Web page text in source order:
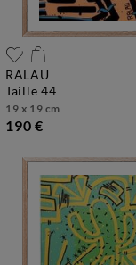
RALAU
taille 44
19 x 19 cm
190 €